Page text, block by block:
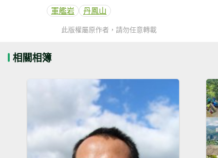
軍艦岩
丹鳳山
此版權屬原作者，請勿任意轉載
相關相簿